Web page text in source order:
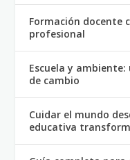
Formación docente
profesional
Escuela y
de cambio
Cuidar el mundo
educativa